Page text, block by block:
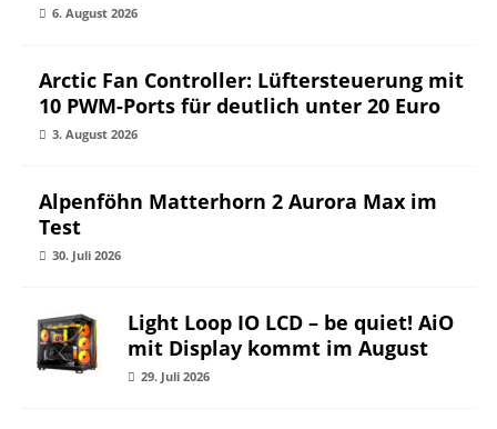
6. August 2026
Arctic Fan Controller: Lüftersteuerung mit
10 PWM-Ports für deutlich unter 20 Euro
3. August 2026
Alpenföhn Matterhorn 2 Aurora Max im
Test
30. Juli 2026
Light Loop IO LCD – be quiet! AiO
mit Display kommt im August
29. Juli 2026